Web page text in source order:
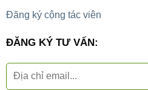
Đăng ký cộng tác viên
ĐĂNG KÝ TƯ VẤN: